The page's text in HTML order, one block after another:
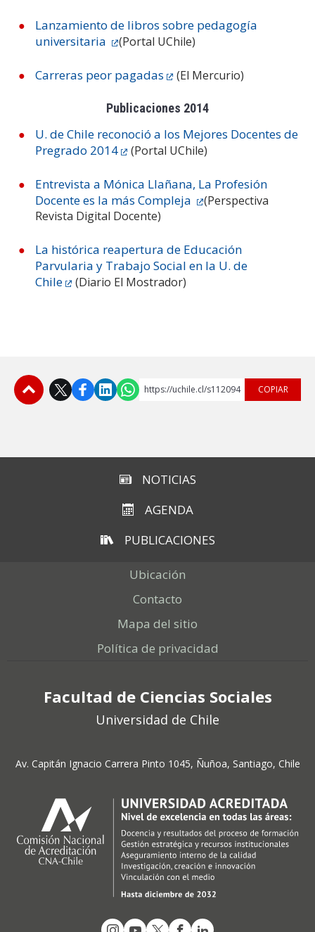
Lanzamiento de libros sobre pedagogía
universitaria
(Portal UChile)
Carreras peor pagadas (El Mercurio)
Publicaciones 2014
U. de Chile reconoció a los Mejores Docentes de
Pregrado 2014
(Portal UChile)
Entrevista a Mónica Llañana, La Profesión
Docente es la más Compleja
(Perspectiva
Revista Digital Docente)
La histórica reapertura de Educación
Parvularia y Trabajo Social en la U. de
Chile
(Diario El Mostrador)
https://uchile.cl/s112094 COPIAR
NOTICIAS
AGENDA
PUBLICACIONES
Ubicación
Contacto
Mapa del sitio
Política de privacidad
Facultad de Ciencias Sociales
Universidad de Chile
Av. Capitán Ignacio Carrera Pinto 1045, Ñuñoa, Santiago, Chile